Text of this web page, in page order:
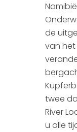
de
van
twee
River
u alle